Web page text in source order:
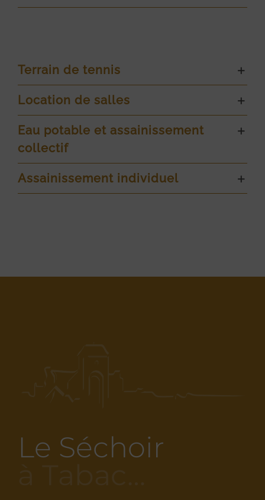
Terrain de tennis
Location de salles
Eau potable et assainissement
collectif
Assainissement individuel
Le Séchoir